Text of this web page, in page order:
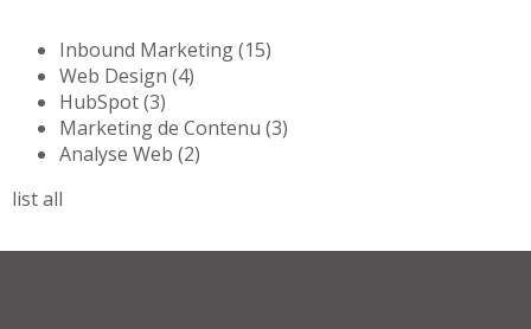
Inbound Marketing(15)
Web Design (4)
HubSpot(3)
Marketing de Contenu (3)
Analyse Web (2)
list all